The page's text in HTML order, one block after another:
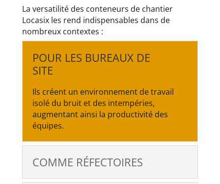
La versatilité des conteneurs de chantier
Locasix les rend indispensables dans de
nombreux contextes :
POUR LES BUREAUX DE
SITE
Ils créent un environnement de travail
isolé du bruit et des intempéries,
augmentant ainsi la productivité des
équipes.
COMME RÉFECTOIRES